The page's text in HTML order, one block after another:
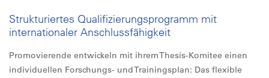
Strukturiertes Qualifizierungsprogramm mit
internationaler Anschlussfähigkeit
Promovierende entwickeln mit ihrem Thesis-Komitee einen
individuellen Forschungs- und Trainingsplan: Das flexible